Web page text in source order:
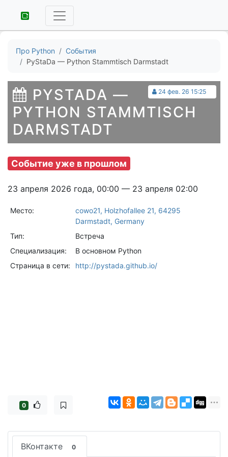
Про Python
События
PyStaDa — Python Stammtisch Darmstadt
24 фев. 26 15:25
PYSTADA —
PYTHON STAMMTISCH
DARMSTADT
Событие уже в прошлом
23 апреля 2026 года, 00:00 — 23 апреля 02:00
Место:
cowo21, Holzhofallee 21, 64295
Darmstadt, Germany
Тип:
Встреча
Специализация:
В основном Python
Страница в сети:
http://pystada.github.io/
0
ВКонтакте 0